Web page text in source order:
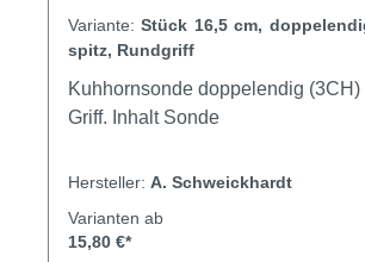
Variante: Stück 16,5 cm,
spitz, Rundgriff
Kuhhornsonde doppelendig (3CH)
Griff. Inhalt Sonde
Hersteller: A. Schweickhardt
Varianten ab
15,80 €*